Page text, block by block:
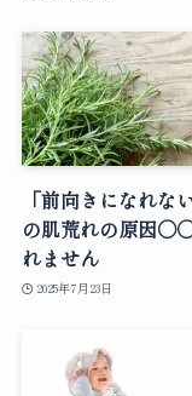
「前向きになれな
の肌荒れの原因
れません
2025年7月23日